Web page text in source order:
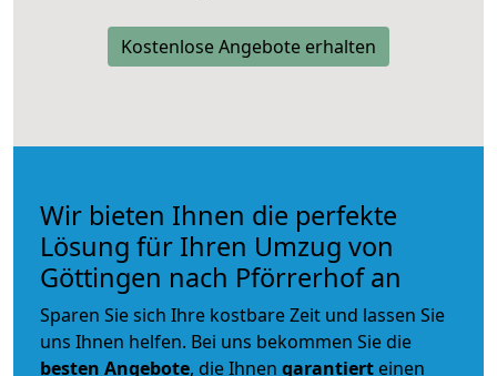
Kostenlose Angebote erhalten
Wir bieten Ihnen die perfekte
Lösung für Ihren Umzug von
Göttingen nach Pförrerhof an
Sparen Sie sich Ihre kostbare Zeit und lassen Sie
uns Ihnen helfen. Bei uns bekommen Sie die
besten Angebote, die Ihnen garantiert einen